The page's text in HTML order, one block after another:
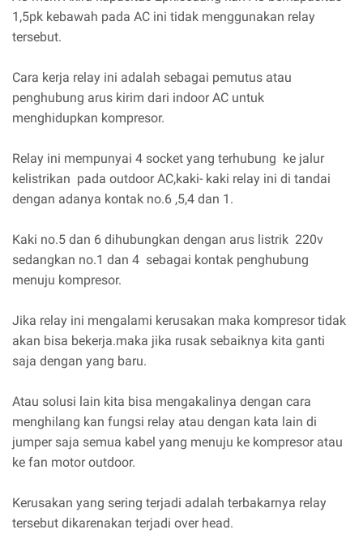
1,5pk kebawah pada AC ini tidak menggunakan relay
tersebut.
Cara kerja relay ini adalah sebagai pemutus atau
penghubung arus kirim dari indoor AC untuk
menghidupkan kompresor.
Relay ini mempunyai 4 socket yang terhubung ke jalur
kelistrikan pada outdoor AC,kaki- kaki relay ini di tandai
dengan adanya kontak no.6 ,5,4 dan 1.
Kaki no.5 dan 6 dihubungkan dengan arus listrik 220v
sedangkan no.1 dan 4 sebagai kontak penghubung
menuju kompresor.
Jika relay ini mengalami kerusakan maka kompresor tidak
akan bisa bekerja.maka jika rusak sebaiknya kita ganti
saja dengan yang baru.
Atau solusi lain kita bisa mengakalinya dengan cara
menghilang kan fungsi relay atau dengan kata lain di
jumper saja semua kabel yang menuju ke kompresor atau
ke fan motor outdoor.
Kerusakan yang sering terjadi adalah terbakarnya relay
tersebut dikarenakan terjadi over head.